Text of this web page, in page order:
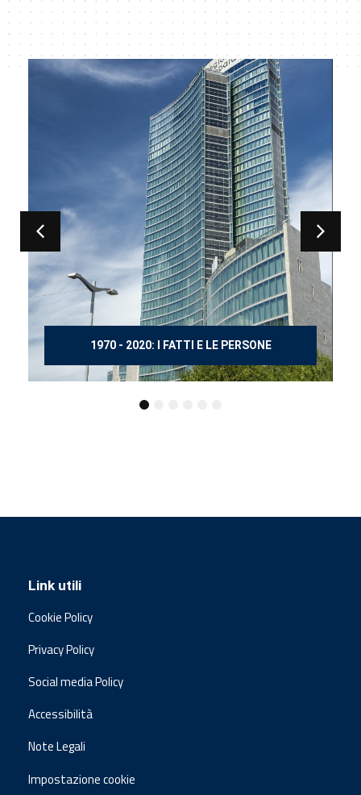
150 ANNI DOPO MANZONI
Link utili
Cookie Policy
Privacy Policy
Social media Policy
Accessibilità
Note Legali
Impostazione cookie